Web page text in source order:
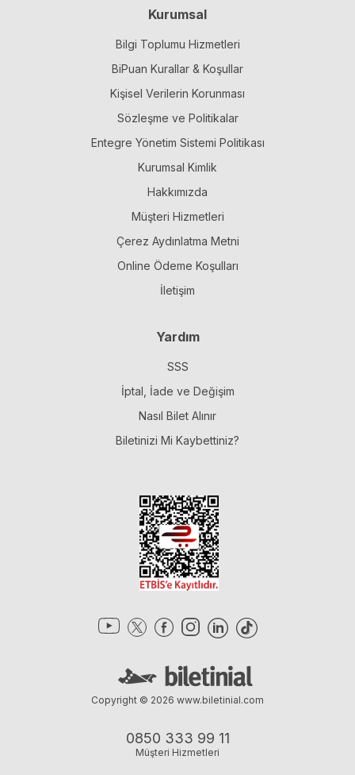
Kurumsal
Bilgi Toplumu Hizmetleri
BiPuan Kurallar & Koşullar
Kişisel Verilerin Korunması
Sözleşme ve Politikalar
Entegre Yönetim Sistemi Politikası
Kurumsal Kimlik
Hakkımızda
Müşteri Hizmetleri
Çerez Aydınlatma Metni
Online Ödeme Koşulları
İletişim
Yardım
SSS
İptal, İade ve Değişim
Nasıl Bilet Alınır
Biletinizi Mi Kaybettiniz?
0850 333 99 11
Müşteri Hizmetleri
Copyright © 2026 www.biletinial.com